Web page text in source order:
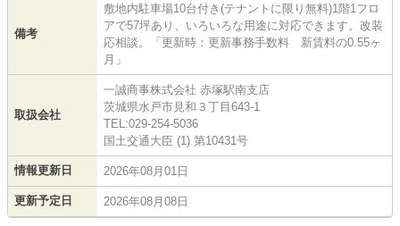
備考
敷地内駐車場10台付き(テナントに限り無料)1階1フロ
アで57坪あり、いろいろな用途に対応できます。改装
応相談。「更新時：更新事務手数料 新賃料の0.55ヶ
月」
取扱会社
一誠商事株式会社 赤塚駅南支店
茨城県水戸市見和３丁目643-1
TEL:029-254-5036
国土交通大臣 (1) 第10431号
情報更新日 2026年08月01日
更新予定日 2026年08月08日